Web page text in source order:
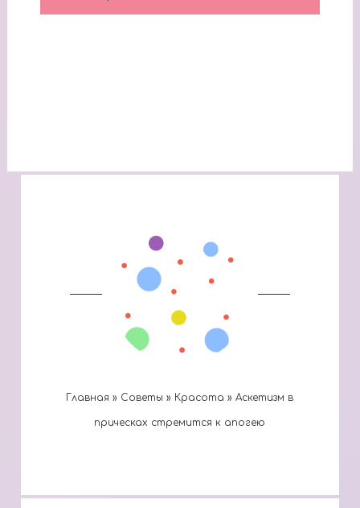
Главная » Cоветы » Красота »Аскетизм в
прическах стремится к апогею